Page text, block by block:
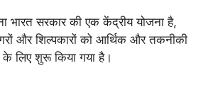
भारत सरकार की एक केंद्रीय योजना है,
और शिल्पकारों को आर्थिक और तकनीकी
लिए शुरू किया गया है।